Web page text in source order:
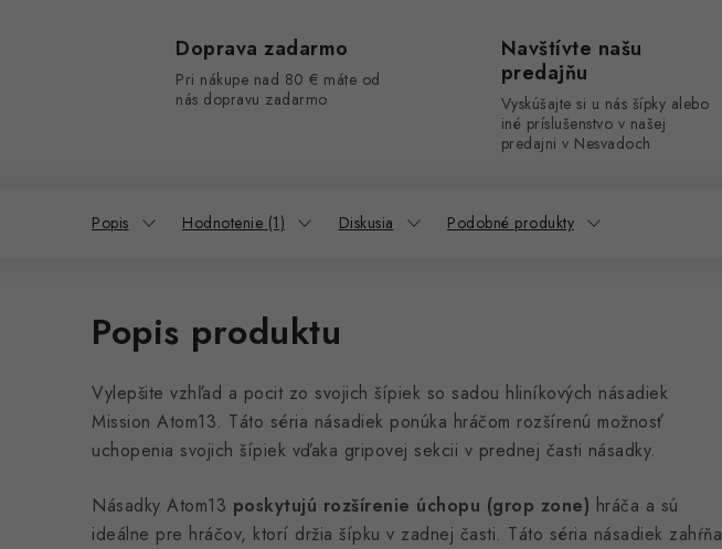
Doprava zadarmo
Pri nákupe nad 80 € máte od
nás dopravu zadarmo
Navštívte našu
predajňu
Vyskúšajte si u nás šípky alebo
iné príslušenstvo v našej
predajni v Nesvadoch
Popis Hodnotenie (1) Diskusia Podobné produkty
Popis produktu
Vylepšite vzhľad a pocit zo svojich šípiek so sadou hliníkových násadiek
Mission Atom13. Táto séria násadiek ponúka hráčom rozšírenú možnosť
uchopenia svojich šípiek vďaka gripovej sekcii v prednej časti násadky.
Násadky Atom13 poskytujú rozšírenie úchopu (grop zone) hráča a sú
ideálne pre hráčov, ktorí držia šípku v zadnej časti. Táto séria násadiek zahŕňa